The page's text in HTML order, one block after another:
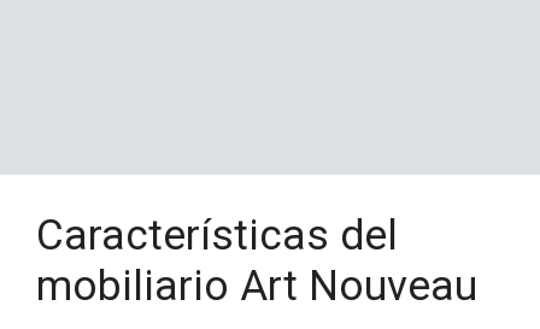
Características del
mobiliario Art Nouveau